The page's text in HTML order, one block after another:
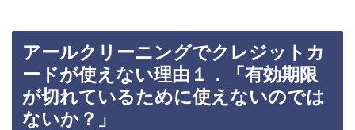
アールクリーニングでクレジットカ
ードが使えない理由１．「有効期限
が切れているために使えないのでは
ないか？」